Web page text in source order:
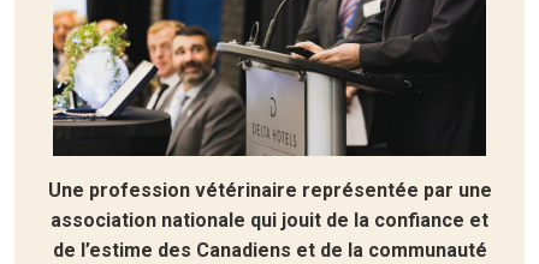
Une profession vétérinaire représentée par une
association nationale qui jouit de la confiance et
de l’estime des Canadiens et de la communauté